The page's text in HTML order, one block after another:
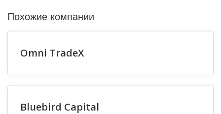
Похожие компании
Omni TradeX
Bluebird Capital